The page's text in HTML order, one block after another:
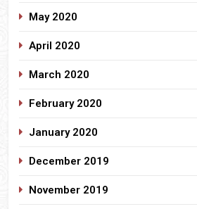
May 2020
April 2020
March 2020
February 2020
January 2020
December 2019
November 2019